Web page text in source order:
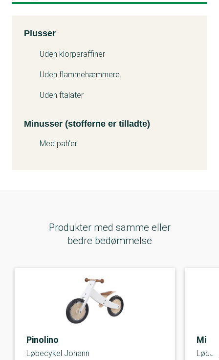
Kemitest
Plusser
Uden klorparaffiner
Uden flammehæmmere
Uden ftalater
Minusser (stofferne er tilladte)
Med pah'er
Produkter med samme eller
bedre bedømmelse
Pinolino
Løbecykel Johann